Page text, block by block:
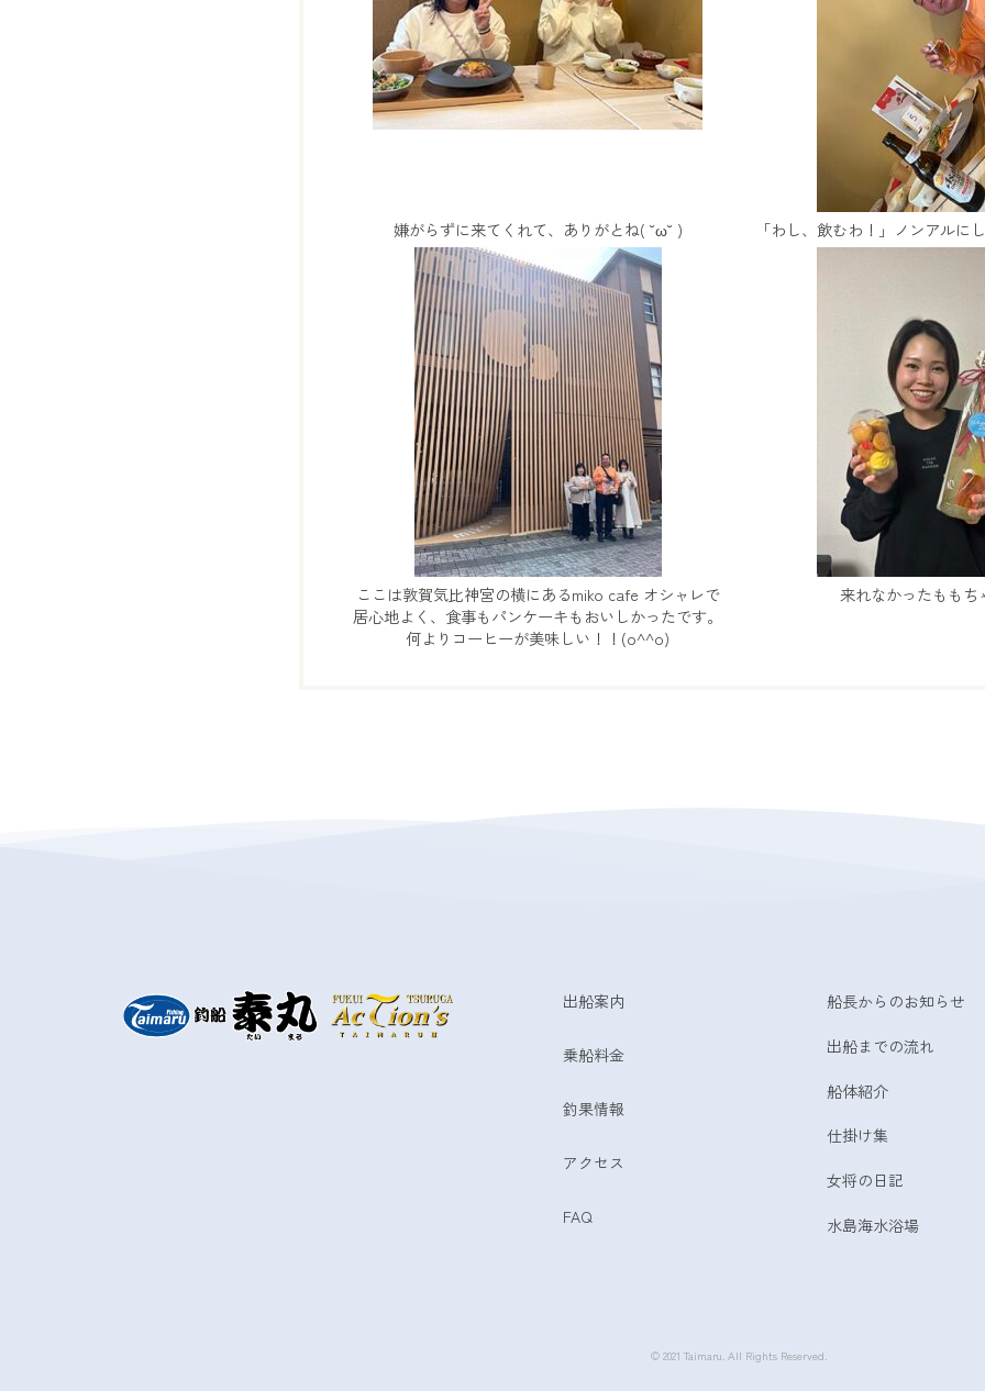
嫌がらずに来てくれて、ありがとね( ˘ω˘ ) 「わし、飲むわ！」ノンアル
ここは敦賀気比神宮の横にあるmiko cafe オシャレで
居心地よく、食事もパンケーキもおいしかったです。
何よりコーヒーが美味しい！！(o^^o)
来れなかったもも
出船案内
乗船料金
釣果情報
アクセス
FAQ
船長からのお知らせ
出船までの流れ
船体紹介
仕掛け集
女将の日記
水島海水浴場
© 2021 Taimaru. All Rights Reserved.